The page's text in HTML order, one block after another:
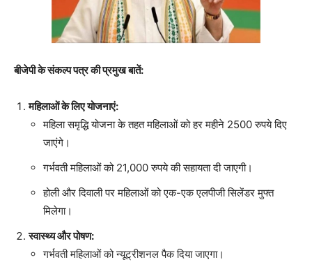
बीजेपी के संकल्प पत्र की प्रमुख बातें:
महिलाओं के लिए योजनाएं:
महिला समृद्धि योजना के तहत महिलाओं को हर महीने 2500 रुपये दिए
जाएंगे।
गर्भवती महिलाओं को 21,000 रुपये की सहायता दी जाएगी।
होली और दिवाली पर महिलाओं को एक-एक एलपीजी सिलेंडर मुफ्त
मिलेगा।
स्वास्थ्य और पोषण:
गर्भवती महिलाओं को न्यूट्रीशनल पैक दिया जाएगा।